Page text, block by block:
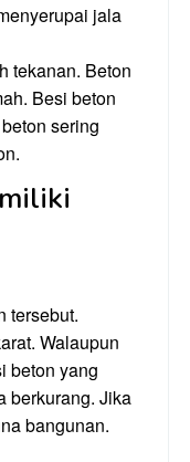
jala
tekanan. Beton
Besi beton
sering
tersebut.
Walaupun
beton yang
berkurang. Jika
bangunan.